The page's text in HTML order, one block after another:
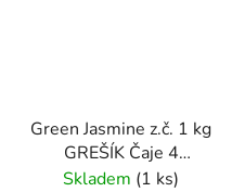
Green Jasmine z.č. 1 kg
GREŠÍK Čaje 4
světadílů
Skladem (1 ks)